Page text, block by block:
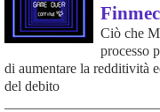
Ciò che
processo
di aumentare la redditività
del debito